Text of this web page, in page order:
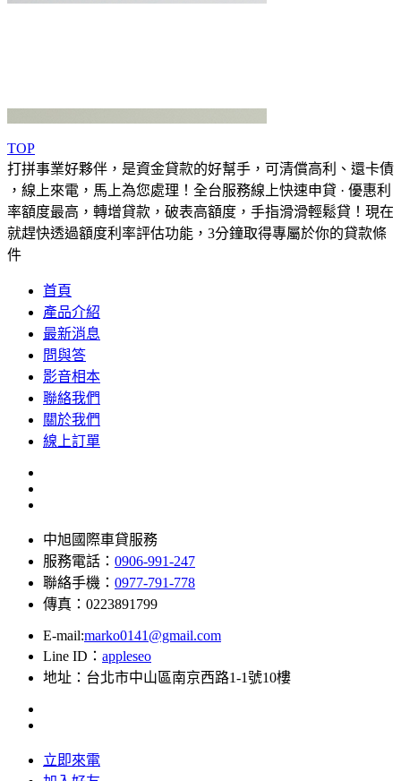
TOP
打拼事業好夥伴，是資金貸款的好幫手，可清償高利、還卡債
，線上來電，馬上為您處理！全台服務線上快速申貸 · 優惠利
率額度最高，轉增貸款，破表高額度，手指滑滑輕鬆貸！現在
就趕快透過額度利率評估功能，3分鐘取得專屬於你的貸款條
件
首頁
產品介紹
最新消息
問與答
影音相本
聯絡我們
關於我們
線上訂單
中旭國際車貸服務
服務電話： 0906-991-247
聯絡手機： 0977-791-778
傳真：0223891799
E-mail:marko0141@gmail.com
Line ID： appleseo
地址：台北市中山區南京西路1-1號10樓
立即來電